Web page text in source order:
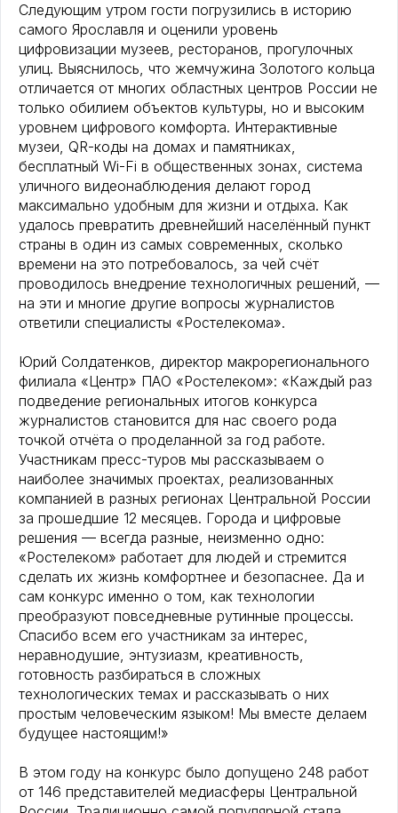
Следующим утром гости погрузились в историю
самого Ярославля и оценили уровень
цифровизации музеев, ресторанов, прогулочных
улиц. Выяснилось, что жемчужина Золотого кольца
отличается от многих областных центров России не
только обилием объектов культуры, но и высоким
уровнем цифрового комфорта. Интерактивные
музеи, QR-коды на домах и памятниках,
бесплатный Wi-Fi в общественных зонах, система
уличного видеонаблюдения делают город
максимально удобным для жизни и отдыха. Как
удалось превратить древнейший населённый пункт
страны в один из самых современных, сколько
времени на это потребовалось, за чей счёт
проводилось внедрение технологичных решений, —
на эти и многие другие вопросы журналистов
ответили специалисты «Ростелекома».
Юрий Солдатенков, директор макрорегионального
филиала «Центр» ПАО «Ростелеком»: «Каждый раз
подведение региональных итогов конкурса
журналистов становится для нас своего рода
точкой отчёта о проделанной за год работе.
Участникам пресс-туров мы рассказываем о
наиболее значимых проектах, реализованных
компанией в разных регионах Центральной России
за прошедшие 12 месяцев. Города и цифровые
решения — всегда разные, неизменно одно:
«Ростелеком» работает для людей и стремится
сделать их жизнь комфортнее и безопаснее. Да и
сам конкурс именно о том, как технологии
преобразуют повседневные рутинные процессы.
Спасибо всем его участникам за интерес,
неравнодушие, энтузиазм, креативность,
готовность разбираться в сложных
технологических темах и рассказывать о них
простым человеческим языком! Мы вместе делаем
будущее настоящим!»
В этом году на конкурс было допущено 248 работ
от 146 представителей медиасферы Центральной